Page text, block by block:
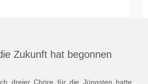
Zukunft hat begonnen
dreier Chöre für die Jüngsten hatte